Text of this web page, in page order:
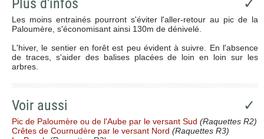
Les moins entrainés pourront s'éviter l'aller-retour au pic de la
Paloumère, s'économisant ainsi 130m de dénivelé.
L'hiver, le sentier en forêt est peu évident à suivre. En l'absence
de traces, s'aider des balises placées de loin en loin sur les
arbres.
Voir aussi ✓
Pic de Paloumère ou de l'Aube par le versant Sud (Raquettes R2)
Crêtes de Cournudère par le versant Nord (Raquettes R3)